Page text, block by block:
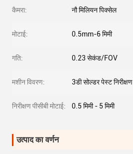
कैमरा: नौ मिलियन पिक्सेल
मोटाई: 0.5mm-6 मिमी
गति: 0.23 सेकंड/FOV
मशीन विवरण: 3डी सोल्डर पेस्ट निरीक्षण
निरीक्षण पीसीबी मोटाई: 0.5 मिमी - 5 मिमी
उत्पाद का वर्णन